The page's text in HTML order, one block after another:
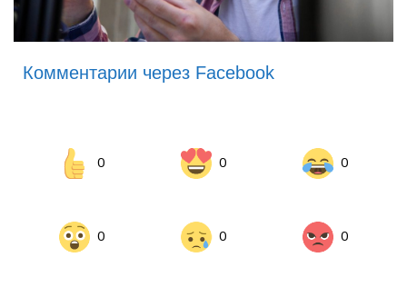
Комментарии через Facebook
0 0 0
0 0 0